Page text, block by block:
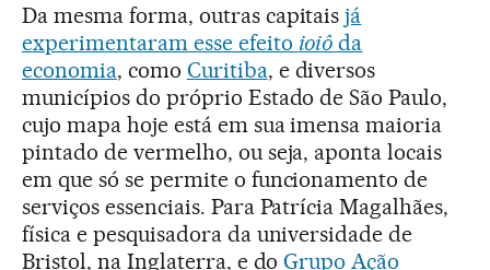
Da mesma forma, outras capitaisjá
experimentaram esse efeito ioiô da
economia, como Curitiba, e diversos
municípios do próprio Estado de São Paulo,
cujo mapa hoje está em sua imensa maioria
pintado de vermelho, ou seja, aponta locais
em que só se permite o funcionamento de
serviços essenciais. Para Patrícia Magalhães,
física e pesquisadora da universidade de
Bristol, na Inglaterra, e doGrupo Ação